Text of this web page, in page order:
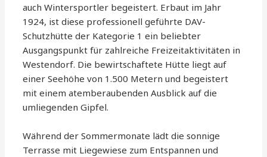
auch Wintersportler begeistert. Erbaut im Jahr
1924, ist diese professionell geführte DAV-
Schutzhütte der Kategorie 1 ein beliebter
Ausgangspunkt für zahlreiche Freizeitaktivitäten in
Westendorf. Die bewirtschaftete Hütte liegt auf
einer Seehöhe von 1.500 Metern und begeistert
mit einem atemberaubenden Ausblick auf die
umliegenden Gipfel.
Während der Sommermonate lädt die sonnige
Terrasse mit Liegewiese zum Entspannen und